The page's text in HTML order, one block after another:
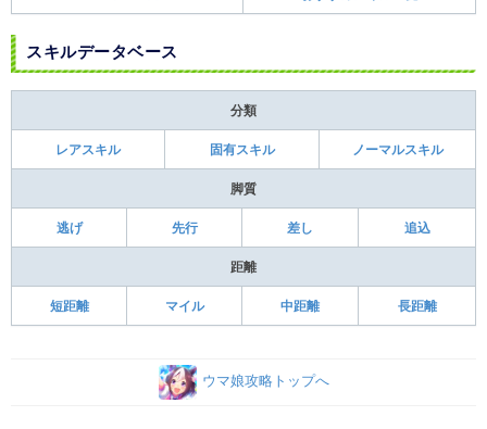
スキルデータベース
分類
レアスキル 固有スキル ノーマルスキル
脚質
逃げ 先行 差し 追込
距離
短距離 マイル 中距離 長距離
ウマ娘攻略トップへ